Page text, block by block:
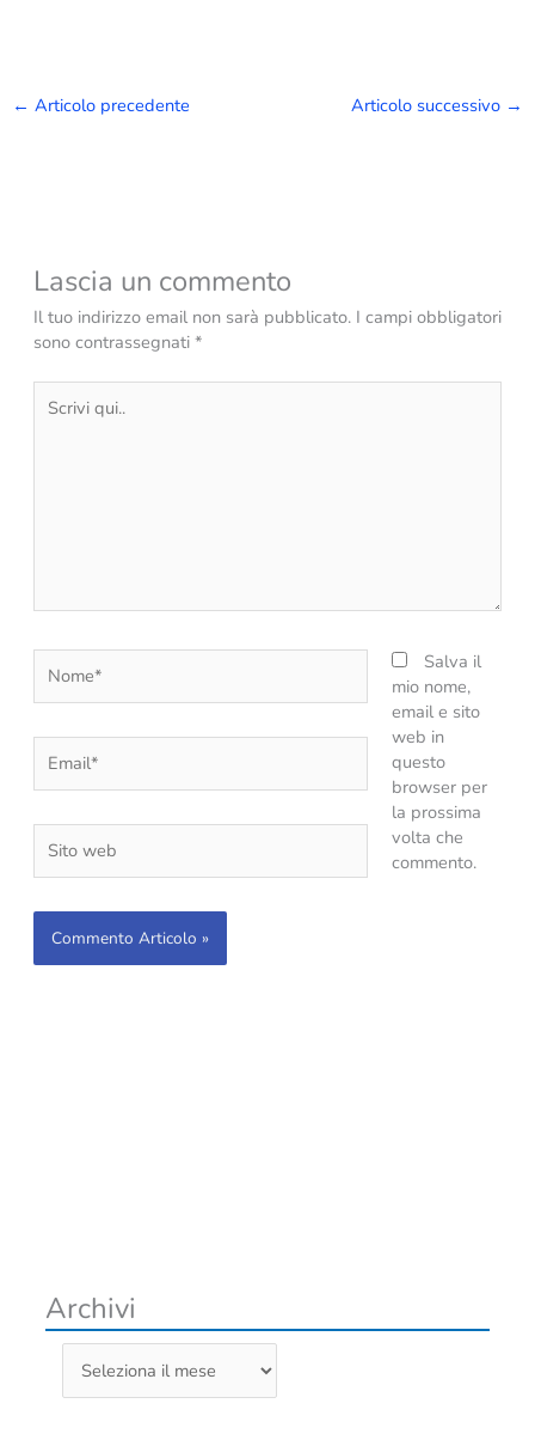
← Articolo precedente Articolo successivo →
Lascia un commento
Il tuo indirizzo email non sarà pubblicato. I campi obbligatori
sono contrassegnati *
qui..
web
Salva il
mio nome,
email e sito
web in
questo
browser per
la prossima
volta che
commento.
Archivi
r